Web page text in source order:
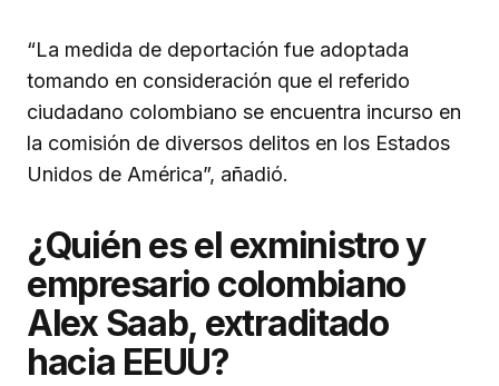
“La medida de deportación fue adoptada
tomando en consideración que el referido
ciudadano colombiano se encuentra incurso en
la comisión de diversos delitos en los Estados
Unidos de América”, añadió.
¿Quién es el exministro y
empresario colombiano
Alex Saab, extraditado
hacia EEUU?